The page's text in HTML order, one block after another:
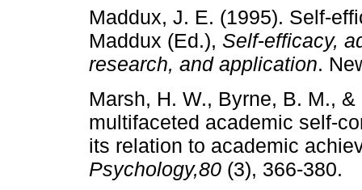
Maddux, J. E. (1995).
Maddux (Ed.), Self­‑efficacy,
research, and application.
Marsh, H. W., Byrne, B. M.,
multifaceted academic
its relation to academic
Psychology,80 (3), 366­‑380.